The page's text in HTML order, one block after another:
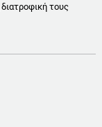
τους